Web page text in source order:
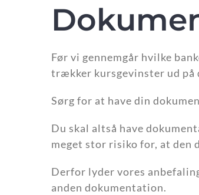
Før vi gennemgår hvilke
trækker kursgevinster ud på
Sørg for at have din
Du skal altså have
meget stor risiko for, at den
Derfor lyder vores
anden dokumentation.